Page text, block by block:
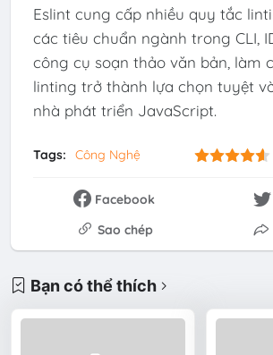
Eslint cung cấp nhiều quy tắc
các tiêu chuẩn ngành trong CLI,
công cụ soạn thảo văn bản, làm
linting trở thành lựa chọn tuyệt
nhà phát triển JavaScript.
Tags: Công Nghệ
Facebook
Sao chép
Bạn có thể thích